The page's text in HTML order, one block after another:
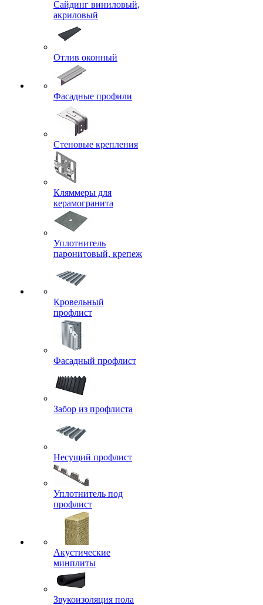
Сайдинг виниловый,
акриловый
Отлив оконный
Фасадные профили
Стеновые крепления
Кляммеры для
керамогранита
Уплотнитель
паронитовый, крепеж
Кровельный
профлист
Фасадный профлист
Забор из профлиста
Несущий профлист
Уплотнитель под
профлист
Акустические
минплиты
Звукоизоляция пола